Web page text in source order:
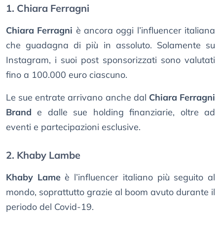
1. Chiara Ferragni
Chiara Ferragni è ancora oggi l’influencer italiana
che guadagna di più in assoluto. Solamente su
Instagram, i suoi post sponsorizzati sono valutati
fino a 100.000 euro ciascuno.
Le sue entrate arrivano anche dal Chiara Ferragni
Brand e dalle sue holding finanziarie, oltre ad
eventi e partecipazioni esclusive.
2. Khaby Lambe
Khaby Lameè l’influencer italiano più seguito al
mondo, soprattutto grazie al boom avuto durante il
periodo del Covid-19.